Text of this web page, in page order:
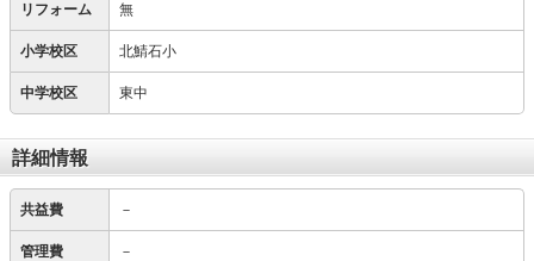
リフォーム 無
小学校区 北鯖石小
中学校区 東中
詳細情報
共益費 －
管理費 －